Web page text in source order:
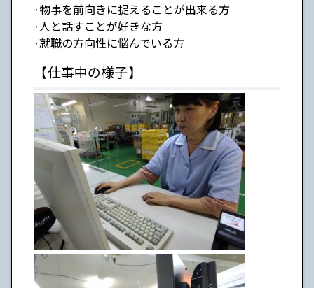
・物事を前向きに捉えることが出来る方
・人と話すことが好きな方
・就職の方向性に悩んでいる方
【仕事中の様子】